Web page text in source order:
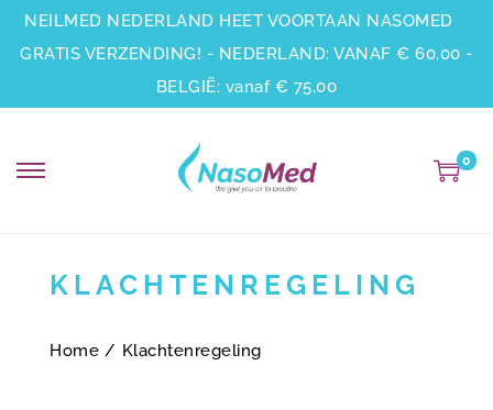
NEILMED NEDERLAND HEET VOORTAAN NASOMED
GRATIS VERZENDING! - NEDERLAND: VANAF € 60,00 -
BELGIË: vanaf € 75,00
0
KLACHTENREGELING
Home / Klachtenregeling